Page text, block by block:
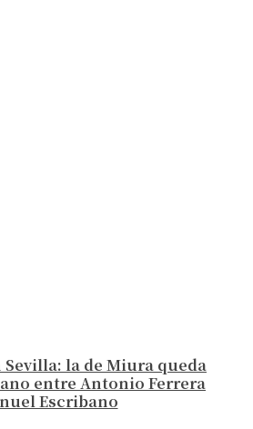
Sevilla: la de Miura queda
entre Antonio Ferrera
Escribano